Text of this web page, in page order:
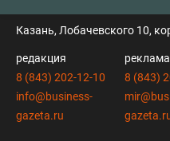
Казань, Лобачевского 10,
редакция
8 (843) 202-12-10
info@business-
gazeta.ru
реклама
8 (843)